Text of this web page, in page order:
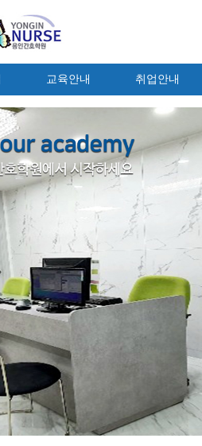
교육안내 취업안내